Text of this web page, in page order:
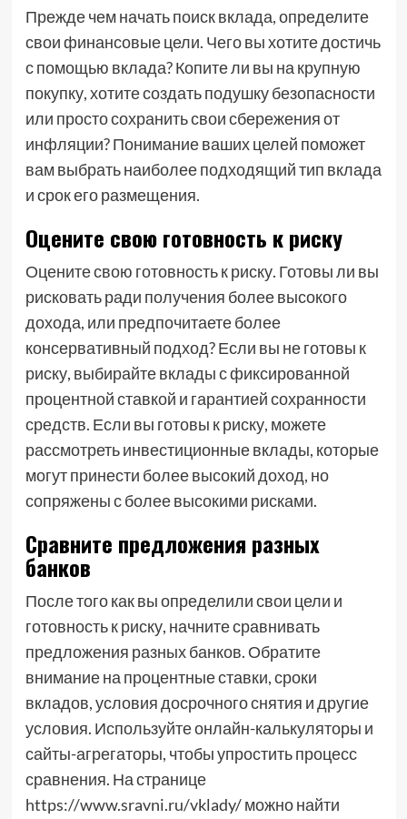
Прежде чем начать поиск вклада, определите
свои финансовые цели. Чего вы хотите достичь
с помощью вклада? Копите ли вы на крупную
покупку, хотите создать подушку безопасности
или просто сохранить свои сбережения от
инфляции? Понимание ваших целей поможет
вам выбрать наиболее подходящий тип вклада
и срок его размещения.
Оцените свою готовность к риску
Оцените свою готовность к риску. Готовы ли вы
рисковать ради получения более высокого
дохода, или предпочитаете более
консервативный подход? Если вы не готовы к
риску, выбирайте вклады с фиксированной
процентной ставкой и гарантией сохранности
средств. Если вы готовы к риску, можете
рассмотреть инвестиционные вклады, которые
могут принести более высокий доход, но
сопряжены с более высокими рисками.
Сравните предложения разных
банков
После того как вы определили свои цели и
готовность к риску, начните сравнивать
предложения разных банков. Обратите
внимание на процентные ставки, сроки
вкладов, условия досрочного снятия и другие
условия. Используйте онлайн-калькуляторы и
сайты-агрегаторы, чтобы упростить процесс
сравнения. На странице
https://www.sravni.ru/vklady/ можно найти